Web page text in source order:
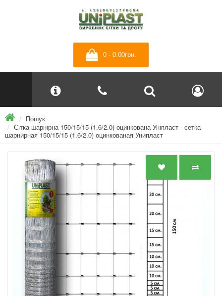
0 - 0.00грн.
Пошук
Сітка шарнірна 150/15/15 (1.6/2.0) оцинкована Уніпласт - сетка
шарнирная 150/15/15 (1.6/2.0) оцинкованая Унипласт